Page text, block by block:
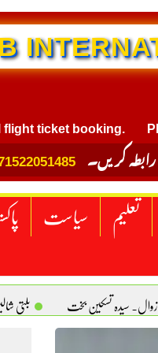
booking. Phone:
کریں۔
تعلیم سیاست
کا زوال. سیدہ تسکین بخت بلتی